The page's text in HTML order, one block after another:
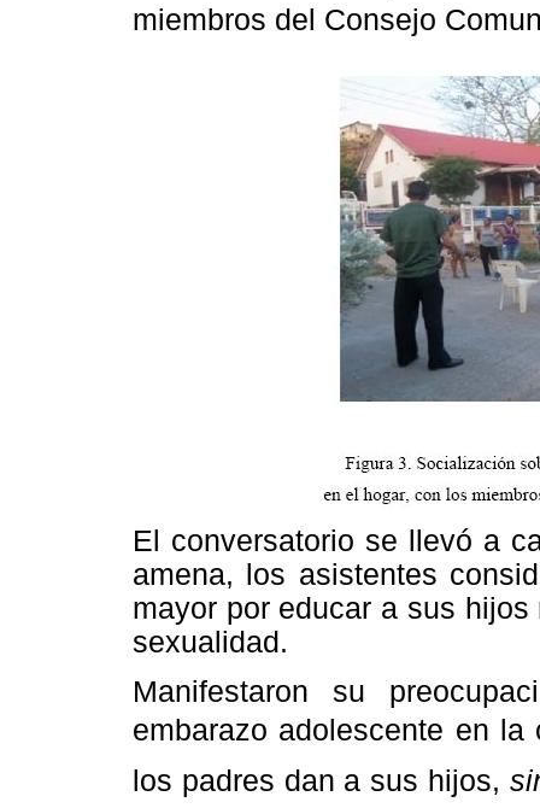
miembros del Consejo
El conversatorio se llevó a
amena, los asistentes
mayor por educar a sus
sexualidad.
Manifestaron su
embarazo adolescente en la
los padres dan a sus hijos,